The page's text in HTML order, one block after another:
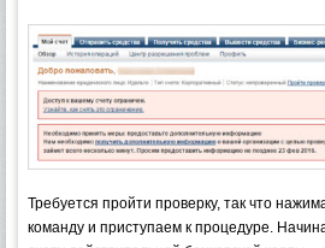
Требуется пройти проверку, так что
команду и приступаем к процедуре.